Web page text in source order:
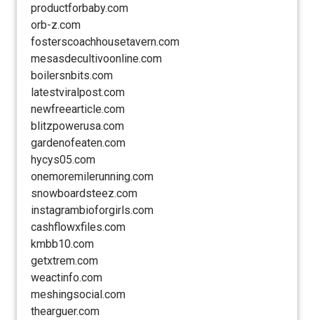
productforbaby.com
orb-z.com
fosterscoachhousetavern.com
mesasdecultivoonline.com
boilersnbits.com
latestviralpost.com
newfreearticle.com
blitzpowerusa.com
gardenofeaten.com
hycys05.com
onemoremilerunning.com
snowboardsteez.com
instagrambioforgirls.com
cashflowxfiles.com
kmbb10.com
getxtrem.com
weactinfo.com
meshingsocial.com
thearguer.com